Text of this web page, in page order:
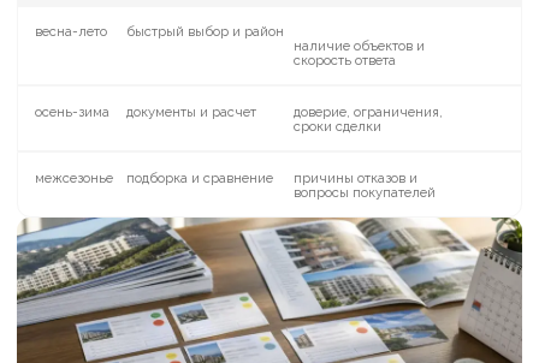
тревогой или не оставляет ее вовсе.
Поэтому в тексте и блоках страницы
должны быть не только преимущества, но
проверить, что зависит от объекта, какие
ограничения бывают и какой следующий
универсальное решение. Кому-то нужен
объект для отдыха, кому-то - для
переезда, кому-то - как вложение. У
каждого сценария разные вопросы. Чем
точнее страница различает эти сценарии,
тем меньше случайных обращений
попадает в работу менеджера.